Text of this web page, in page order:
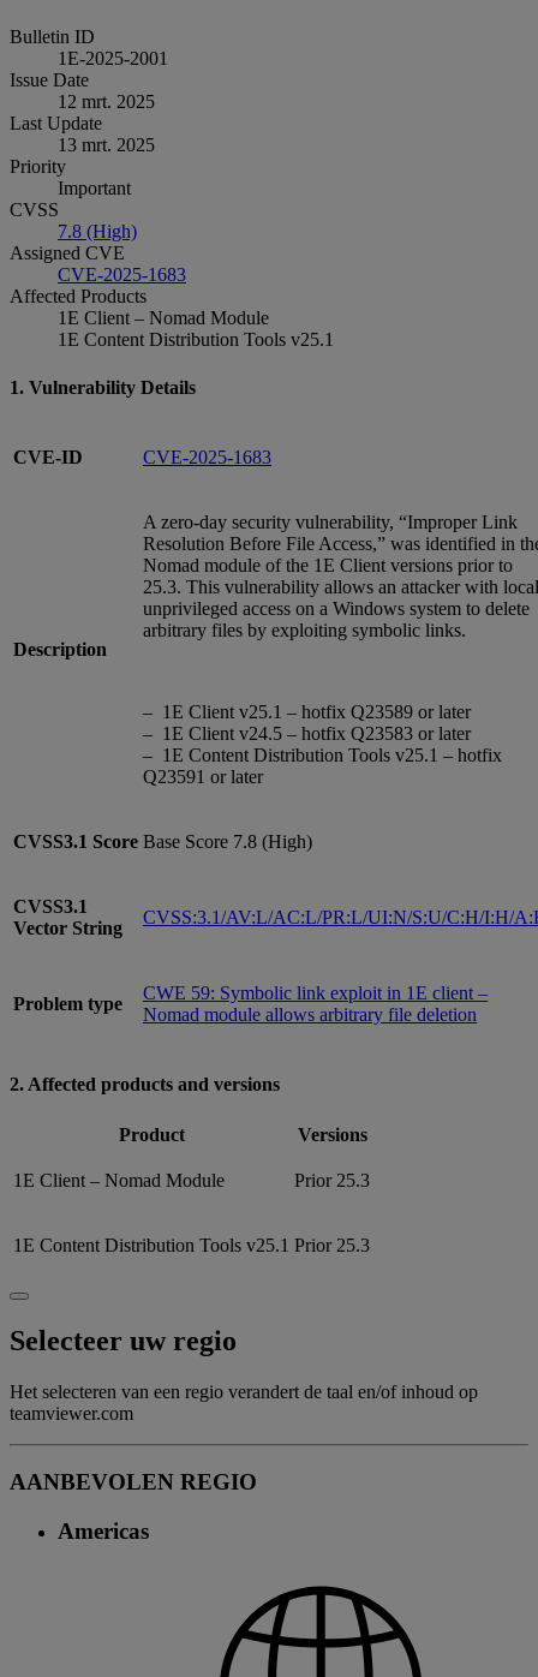
Bulletin ID
1E-2025-2001
Issue Date
12 mrt. 2025
Last Update
13 mrt. 2025
Priority
Important
CVSS
7.8 (High)
Assigned CVE
CVE-2025-1683
Affected Products
1E Client – Nomad Module
1E Content Distribution Tools v25.1
1. Vulnerability Details
CVE-ID CVE-2025-1683
Description
A zero-day security vulnerability, “Improper Link
Resolution Before File Access,” was identified in
Nomad module of the 1E Client versions prior to
25.3. This vulnerability allows an attacker with
unprivileged access on a Windows system to delete
arbitrary files by exploiting symbolic links.
– 1E Client v25.1 – hotfix Q23589 or later
– 1E Client v24.5 – hotfix Q23583 or later
– 1E Content Distribution Tools v25.1 – hotfix
Q23591 or later
CVSS3.1 Score Base Score 7.8 (High)
CVSS3.1
Vector String
CVSS:3.1/AV:L/AC:L/PR:L/UI:N/S:U/C:H/I:H/
Problem type
CWE 59: Symbolic link exploit in 1E client –
Nomad module allows arbitrary file deletion
2. Affected products and versions
Product Versions
1E Client – Nomad Module Prior 25.3
1E Content Distribution Tools v25.1 Prior 25.3
Selecteer uw regio
Het selecteren van een regio verandert de taal en/of inhoud op
teamviewer.com
AANBEVOLEN REGIO
Americas